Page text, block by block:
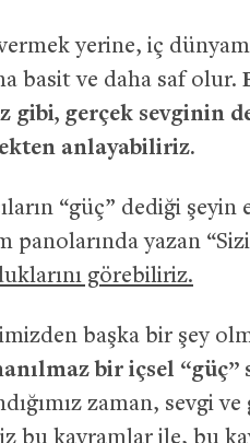
yerine, iç
basit ve daha saf olur.
gerçek sevginin
anlayabiliriz.
“güç” dediği şeyin
panolarında yazan
görebiliriz.
başka bir şey
bir içsel “güç”
zaman, sevgi